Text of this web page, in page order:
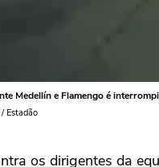
Medellín e Flamengo é
Estadão
os dirigentes da